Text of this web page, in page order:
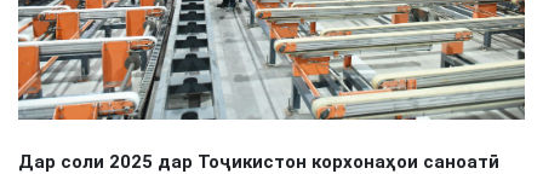
Дар соли 2025 дар Тоҷикистон корхонаҳои саноатӣ